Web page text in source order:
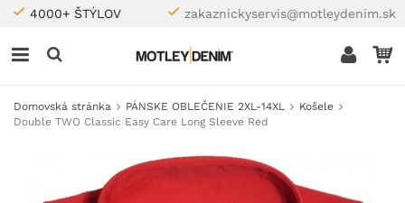
4000+ ŠTÝLOV zakaznickyservis@motleydenim.sk
Domovská stránka PÁNSKE OBLEČENIE 2XL-14XL
Košele
Double TWO Classic Easy Care Long Sleeve Red